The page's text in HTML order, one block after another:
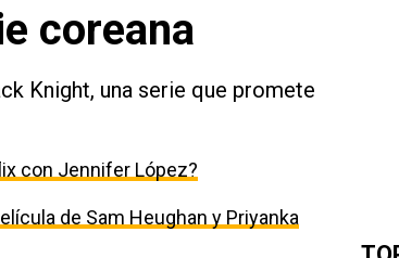
coreana
Knight, una serie que promete
con Jennifer López?
de Sam Heughan y Priyanka